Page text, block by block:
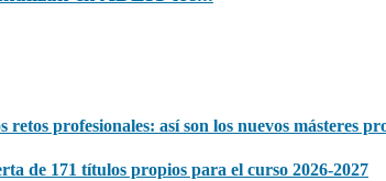
profesionales: así son los nuevos másteres
de 171 títulos propios para el curso 2026-2027